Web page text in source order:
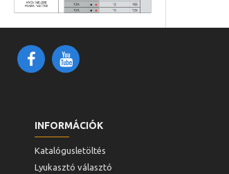
INFORMÁCIÓK
Katalógusletöltés
Lyukasztó választó